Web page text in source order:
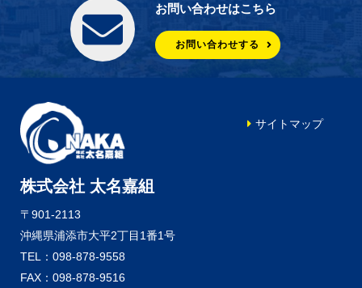
お問い合わせはこちら
お問い合わせする
株式会社 太名嘉組
〒901-2113
沖縄県浦添市大平2丁目1番1号
TEL：098-878-9558
FAX：098-878-9516
サイトマップ